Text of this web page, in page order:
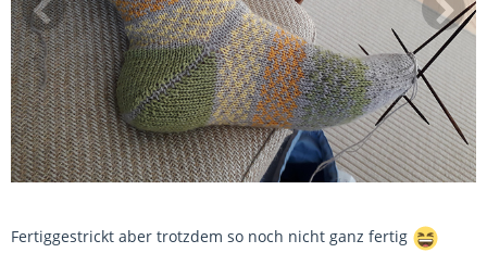
Fertiggestrickt aber trotzdem so noch nicht ganz fertig